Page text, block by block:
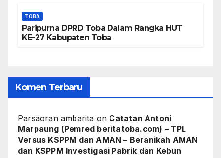
TOBA
Paripurna DPRD Toba Dalam Rangka HUT
KE-27 Kabupaten Toba
Komen Terbaru
Parsaoran ambarita on Catatan Antoni
Marpaung (Pemred beritatoba.com) – TPL
Versus KSPPM dan AMAN – Beranikah AMAN
dan KSPPM Investigasi Pabrik dan Kebun